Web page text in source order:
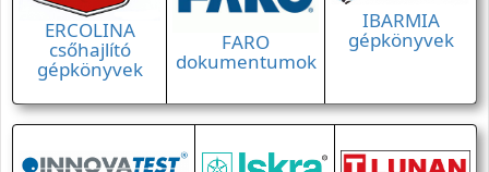
ERCOLINA
csőhajlító
gépkönyvek
FARO
dokumentumok
IBARMIA
gépkönyvek